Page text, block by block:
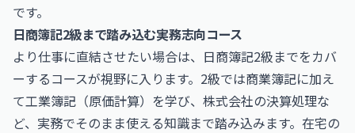
です。
日商簿記2級まで踏み込む実務志向コース
より仕事に直結させたい場合は、日商簿記2級までをカバ
ーするコースが視野に入ります。2級では商業簿記に加え
て工業簿記（原価計算）を学び、株式会社の決算処理な
ど、実務でそのまま使える知識まで踏み込みます。在宅の